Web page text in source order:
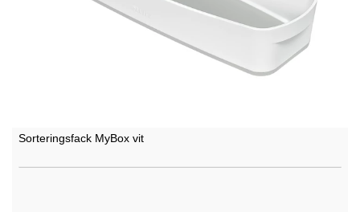
Sorteringsfack MyBox vit